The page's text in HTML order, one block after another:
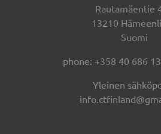
Rautamäentie
13210
Suomi
phone: +358 40 686
Yleinen